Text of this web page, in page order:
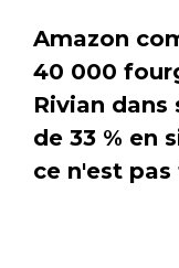
Amazon
40 000
Rivian
de 33 % en
ce n'est